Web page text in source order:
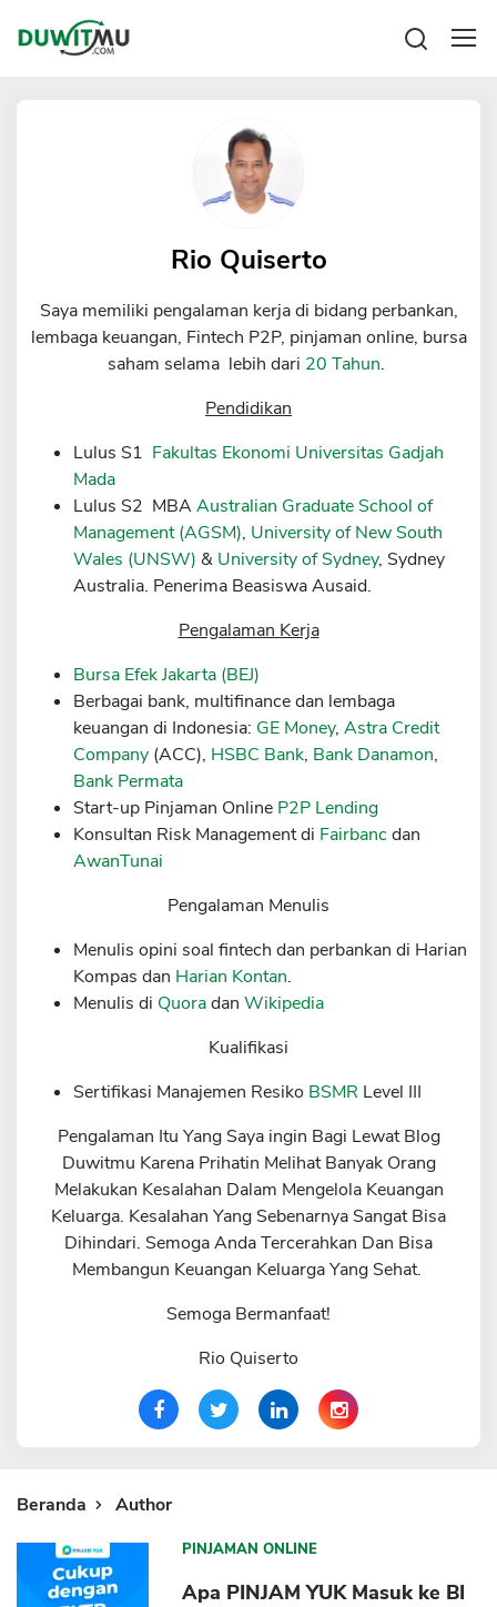
Mengelola keuangan
Pinjaman Online
Hutang
KTA
Broker Forex
Sekuritas Saham
Bank Digital
Crypto
Exchange
Asuransi
Asuransi Jiwa
Asuransi Kesehatan
Asuransi Syariah
Rio Quiserto
Saya memiliki pengalaman kerja di bidang perbankan,
lembaga keuangan, Fintech P2P, pinjaman online, bursa
saham selama lebih dari 20 Tahun.
Pendidikan
Lulus S1 Fakultas Ekonomi Universitas Gadjah
Mada
Lulus S2 MBAAustralian Graduate School of
Management (AGSM), University of New South
Wales (UNSW) & University of Sydney, Sydney
Australia. Penerima Beasiswa Ausaid.
Pengalaman Kerja
Bursa Efek Jakarta (BEJ)
Berbagai bank, multifinance dan lembaga
keuangan di Indonesia: GE Money,Astra Credit
Company (ACC), HSBC Bank, Bank Danamon,
Bank Permata
Start-up Pinjaman Online P2P Lending
Konsultan Risk Management di Fairbancdan
AwanTunai
Pengalaman Menulis
Menulis opini soal fintech dan perbankan di Harian
Kompas dan Harian Kontan.
Menulis di QuoradanWikipedia
Kualifikasi
Sertifikasi Manajemen Resiko BSMR Level III
Pengalaman Itu Yang Saya ingin Bagi Lewat Blog
Duwitmu Karena Prihatin Melihat Banyak Orang
Melakukan Kesalahan Dalam Mengelola Keuangan
Keluarga. Kesalahan Yang Sebenarnya Sangat Bisa
Dihindari. Semoga Anda Tercerahkan Dan Bisa
Membangun Keuangan Keluarga Yang Sehat.
Semoga Bermanfaat!
Rio Quiserto
Beranda Author
PINJAMAN ONLINE
Apa PINJAM YUK Masuk ke BI